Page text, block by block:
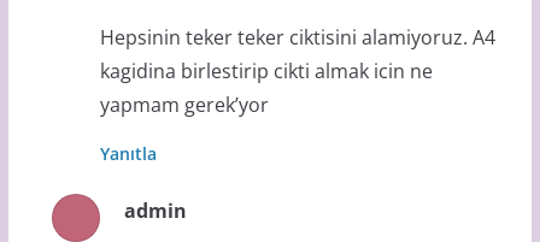
Hepsinin teker teker ciktisini alamiyoruz. A4
kagidina birlestirip cikti almak icin ne
yapmam gerek’yor
Yanıtla
admin